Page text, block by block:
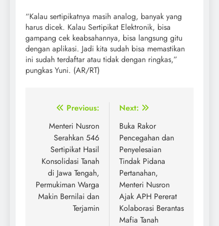
“Kalau sertipikatnya masih analog, banyak yang
harus dicek. Kalau Sertipikat Elektronik, bisa
gampang cek keabsahannya, bisa langsung gitu
dengan aplikasi. Jadi kita sudah bisa memastikan
ini sudah terdaftar atau tidak dengan ringkas,”
pungkas Yuni. (AR/RT)
Post
navigation
Previous:
Menteri Nusron
Serahkan 546
Sertipikat Hasil
Konsolidasi Tanah
di Jawa Tengah,
Permukiman Warga
Makin Bernilai dan
Terjamin
Next:
Buka Rakor
Pencegahan dan
Penyelesaian
Tindak Pidana
Pertanahan,
Menteri Nusron
Ajak APH Pererat
Kolaborasi Berantas
Mafia Tanah